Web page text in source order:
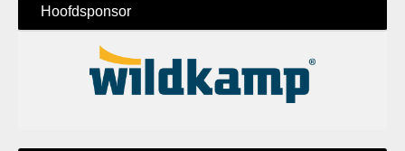
Hoofdsponsor